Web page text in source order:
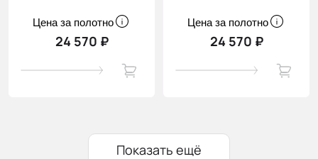
Цена за полотно
24 570 ₽
Цена за полотно
24 570 ₽
Показать ещё